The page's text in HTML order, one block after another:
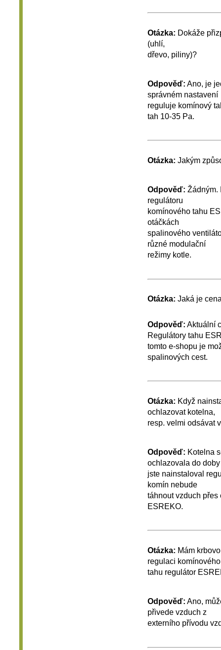
Otázka: Dokáže
(uhlí,
dřevo, piliny)?
Odpověď: Ano, je
správném nastavení
reguluje komínový
tah 10-35 Pa.
Otázka: Jakým
Odpověď: Žádným.
regulátoru
komínového tahu
otáčkách
spalinového
různé modulační
režimy kotle.
Otázka: Jaká je
Odpověď: Aktuální
Regulátory tahu
tomto e-shopu je
spalinových cest.
Otázka: Když
ochlazovat kotelna,
resp. velmi odsávat
Odpověď: Kotelna
ochlazovala do
jste nainstaloval
komín nebude
táhnout vzduch
ESREKO.
Otázka: Mám
regulaci
tahu regulátor
Odpověď: Ano,
přivede vzduch z
externího přívodu